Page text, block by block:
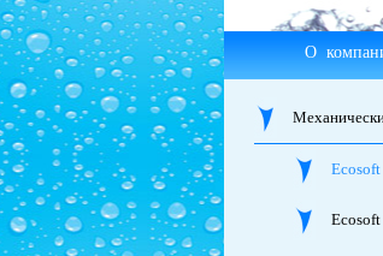
О